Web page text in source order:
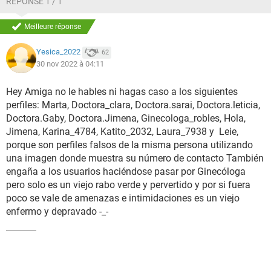
haciendo que la zona fuera más propensa a infecciones
vez que vestía de pantalón o falda (esto tampoco era bueno
para la zona ya que al no tener suficiente ventilación, se
generaba más sudor que podía igualmente producir una
infección).
Además de los síntomas ya mencionados, que se
presentaron a partir de esa infección bacteriana, también
noté algo más; mientras me bañaba, me percaté que tenía
unas "bolitas" en los labios menores, con un aspecto
parecido a pequeños dedos transparentes ubicados
especificamente cerca de la abertura vaginal, como se puede
observar en la siguiente imagen:
Meilleure réponse
Yesica_2022 62
30 nov 2022 à 04:11
Hey Amiga no le hables ni hagas caso a los siguientes
perfiles: Marta, Doctora_clara, Doctora.sarai, Doctora.leticia,
Doctora.Gaby, Doctora.Jimena, Ginecologa_robles, Hola,
Jimena, Karina_4784, Katito_2032, Laura_7938 y Leie,
porque son perfiles falsos de la misma persona utilizando
una imagen donde muestra su número de contacto También
engaña a los usuarios haciéndose pasar por Ginecóloga
pero solo es un viejo rabo verde y pervertido y por si fuera
poco se vale de amenazas e intimidaciones es un viejo
enfermo y depravado -_-